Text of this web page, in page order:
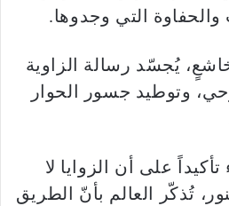
التي وجدوها.
خاشعٍ، يُجسّد رسالة الزاوية
وتوطيد جسور الحوار
تأكيداً على أن الزوايا لا
تُذكّر العالم بأنّ الطريق